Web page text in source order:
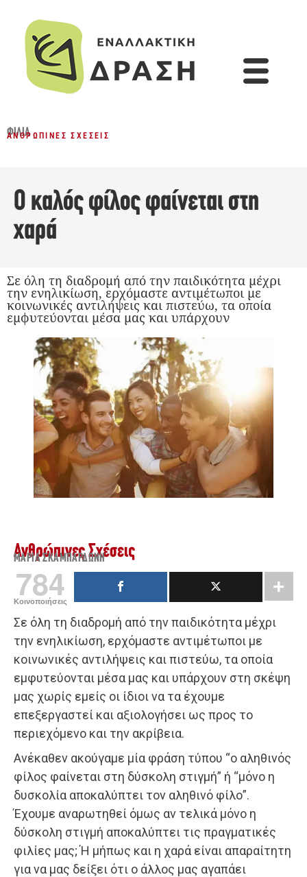
ΦΙΛΊΑ
ΑΝΘΡΏΠΙΝΕΣ ΣΧΈΣΕΙΣ
Ο καλός φίλος φαίνεται στη
χαρά
Σε όλη τη διαδρομή από την παιδικότητα μέχρι
την ενηλικίωση, ερχόμαστε αντιμέτωποι με
κοινωνικές αντιλήψεις και πιστεύω, τα οποία
εμφυτεύονται μέσα μας και υπάρχουν
Ανθρώπινες Σχέσεις
ΜΑΡΊΑ ΣΚΑΜΠΑΡΔΏΝΗ
784
Κοινοποιήσεις
Σε όλη τη διαδρομή από την παιδικότητα μέχρι
την ενηλικίωση, ερχόμαστε αντιμέτωποι με
κοινωνικές αντιλήψεις και πιστεύω, τα οποία
εμφυτεύονται μέσα μας και υπάρχουν στη σκέψη
μας χωρίς εμείς οι ίδιοι να τα έχουμε
επεξεργαστεί και αξιολογήσει ως προς το
περιεχόμενο και την ακρίβεια.
Ανέκαθεν ακούγαμε μία φράση τύπου “ο αληθινός
φίλος φαίνεται στη δύσκολη στιγμή” ή “μόνο η
δυσκολία αποκαλύπτει τον αληθινό φίλο”.
Έχουμε αναρωτηθεί όμως αν τελικά μόνο η
δύσκολη στιγμή αποκαλύπτει τις πραγματικές
φιλίες μας; Ή μήπως και η χαρά είναι απαραίτητη
για να μας δείξει ότι ο άλλος μας αγαπάει